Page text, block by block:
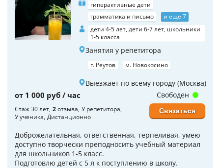
гиперактивные дети
грамматика и письмо
и еще 7
дети 4-5 лет, дети 6-7 лет, школьники
1-5 класса
Занятия у репетитора
г. Реутов м. Новокосино
Выезжает по всему городу (Москва)
от 1 000 руб / час
Стаж 30 лет 2отзыва У репетитора
У ученика Дистанционно
Доброжелательная, ответственная, терпеливая, умею
доступно творчески преподносить учебный материал
для школьников 1-5 класс.
Подготовлю детей с 5 л к поступлению в школу.
Свободен
Связаться